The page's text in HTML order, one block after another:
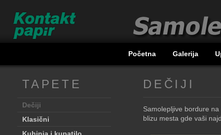
Početna Galerija
TAPETE
Dečiji
Klasični
DEČIJI
Samolepljive bordure
blizu mesta gde vaši